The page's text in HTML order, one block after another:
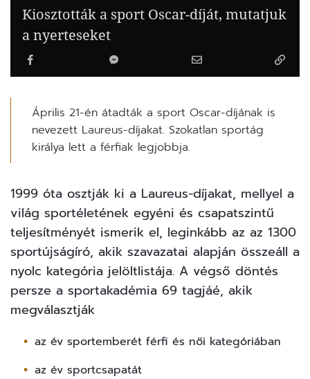
Kiosztották a sport Oscar-díját, mutatjuk
a nyerteseket
Április 21-én átadták a sport Oscar-díjának is
nevezett Laureus-díjakat. Szokatlan sportág
királya lett a férfiak legjobbja.
1999 óta osztják ki a Laureus-díjakat, mellyel a
világ sportéletének egyéni és csapatszintű
teljesítményét ismerik el, leginkább az az 1300
sportújságíró, akik szavazatai alapján összeáll a
nyolc kategória jelöltlistája. A végső döntés
persze a sportakadémia 69 tagjáé, akik
megválasztják
az év sportemberét férfi és női kategóriában
az év sportcsapatát